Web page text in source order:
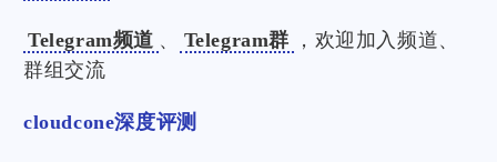
Telegram频道 、 Telegram群
，欢迎加入频道、
群组交流
cloudcone深度评测